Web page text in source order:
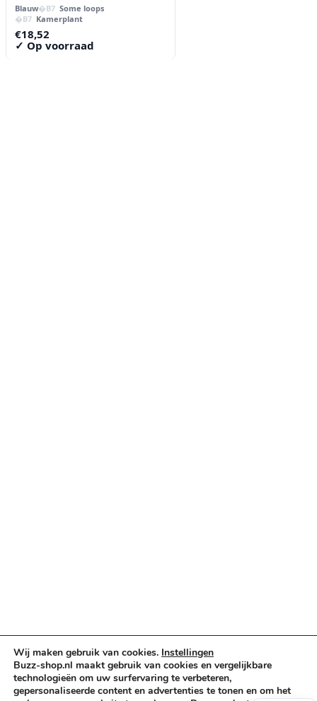
Blauw
Some loops
Kamerplant
€18,52
✓ Op voorraad
Algemene voorwaarden
Privacybeleid
Cookiebeleid
Wij maken gebruik van cookies. Instellingen
Buzz-shop.nl maakt gebruik van cookies en vergelijkbare
technologieën om uw surfervaring te verbeteren,
gepersonaliseerde content en advertenties te tonen en om het